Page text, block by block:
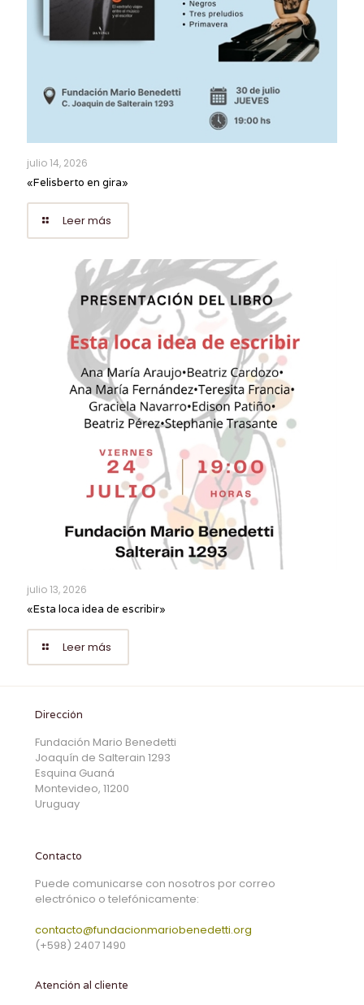
julio 14, 2026
«Felisberto en gira»
Leer más
julio 13, 2026
«Esta loca idea de escribir»
Leer más
Dirección
Fundación Mario Benedetti
Joaquín de Salterain 1293
Esquina Guaná
Montevideo, 11200
Uruguay
Contacto
Puede comunicarse con nosotros por correo
electrónico o telefónicamente:
contacto@fundacionmariobenedetti.org
(+598) 2407 1490
Atención al cliente